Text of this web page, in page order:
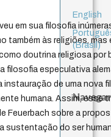
em sua filosofia
também às religiões, mas
doutrina religiosa por
filosofia especulativa
instauração de uma nova
humana. Assim, esse
Feuerbach sobre a
sustentação do ser
English
(Brasil)
Navegar